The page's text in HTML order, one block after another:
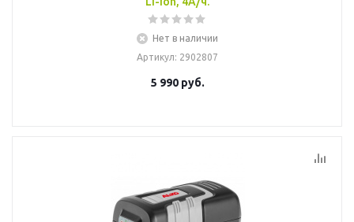
Нет в наличии
Артикул: 2902807
5 990руб.